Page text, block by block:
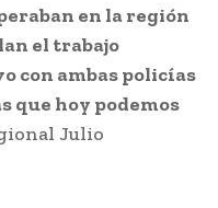
en la región
el trabajo
con ambas policías
que hoy podemos
Julio